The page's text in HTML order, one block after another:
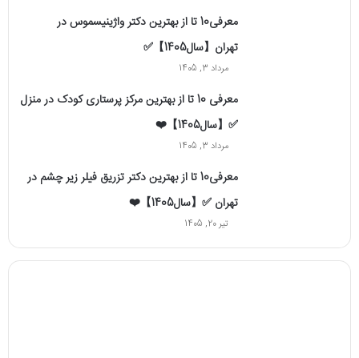
معرفی10 تا از بهترین دکتر واژینیسموس در
تهران【سال1405】✅
مرداد 3, 1405
معرفی 10 تا از بهترین مرکز پرستاری کودک در منزل
✅【سال1405】❤️
مرداد 3, 1405
معرفی10 تا از بهترین دکتر تزریق فیلر زیر چشم در
تهران ✅【سال1405】❤️
تیر 20, 1405